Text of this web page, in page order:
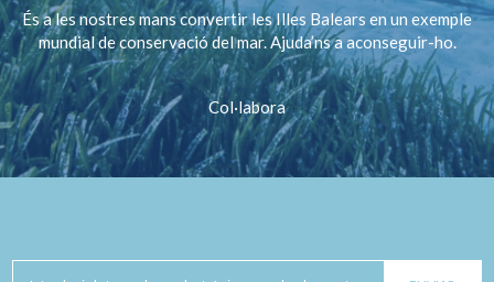
És a les nostres mans convertir les Illes Balears en un exemple
mundial de conservació del mar. Ajuda’ns a aconseguir-ho.
Col·labora